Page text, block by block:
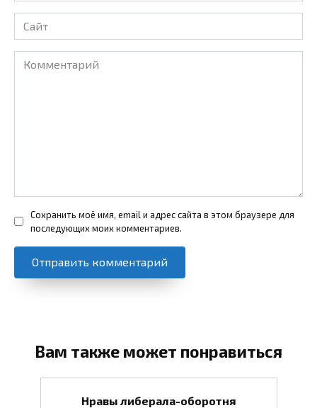
Сайт
Комментарий
Сохранить моё имя, email и адрес сайта в этом браузере для
последующих моих комментариев.
Вам также может понравиться
Нравы либерала-оборотня